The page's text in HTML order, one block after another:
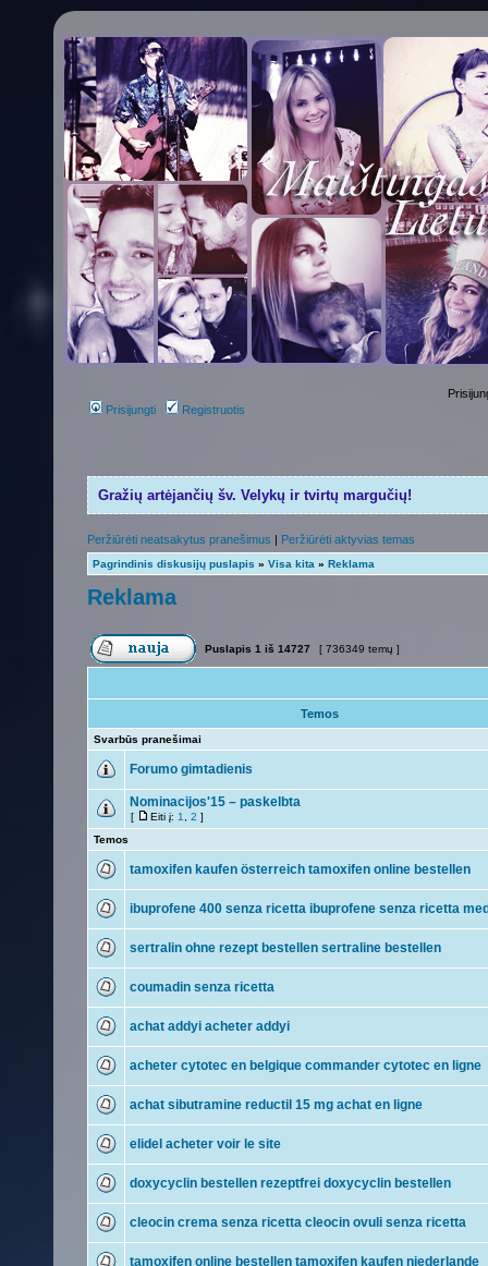
Prisijungti Registruotis
Gražių artėjančių šv. Velykų ir tvirtų margučių!
Peržiūrėti neatsakytus pranešimus | Peržiūrėti aktyvias temas
Pagrindinis diskusijų puslapis » Visa kita » Reklama
Reklama
Puslapis 1 iš 14727 [ 736349 temų ]
Temos
Svarbūs pranešimai
Forumo gimtadienis
Nominacijos'15 – paskelbta
[ Eiti į: 1 2 ]
Temos
tamoxifen kaufen österreich tamoxifen online bestellen
ibuprofene 400 senza ricetta ibuprofene senza ricetta
sertralin ohne rezept bestellen sertraline bestellen
coumadin senza ricetta
achat addyi acheter addyi
acheter cytotec en belgique commander cytotec en ligne
achat sibutramine reductil 15 mg achat en ligne
elidel acheter voir le site
doxycyclin bestellen rezeptfrei doxycyclin bestellen
cleocin crema senza ricetta cleocin ovuli senza ricetta
tamoxifen online bestellen tamoxifen kaufen niederlande